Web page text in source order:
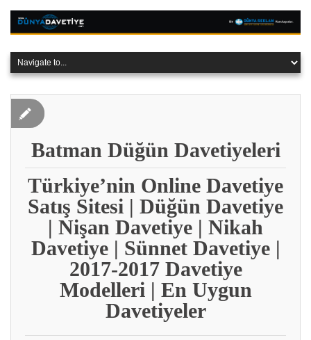
Batman Düğün Davetiyeleri
Türkiye’nin Online Davetiye
Satış Sitesi | Düğün Davetiye
| Nişan Davetiye | Nikah
Davetiye | Sünnet Davetiye |
2017-2017 Davetiye
Modelleri | En Uygun
Davetiyeler